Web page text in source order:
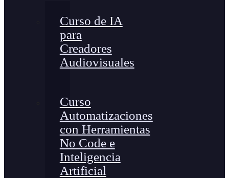
Curso de IA
para
Creadores
Audiovisuales
Curso
Automatizaciones
con Herramientas
No Code e
Inteligencia
Artificial